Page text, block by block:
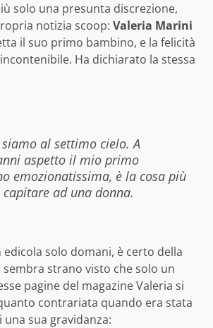
solo una presunta discrezione,
notizia scoop: Valeria Marini
il suo primo bambino, e la felicità
Ha dichiarato la stessa
al settimo cielo. A
aspetto il mio primo
emozionatissima, è la cosa più
ad una donna.
edicola solo domani, è certo della
sembra strano visto che solo un
pagine del magazine Valeria si
contrariata quando era stata
sua gravidanza: